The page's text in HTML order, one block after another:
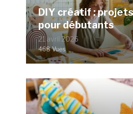
DIY créatif :
pour débutants
21 avril 2026
468 Vues